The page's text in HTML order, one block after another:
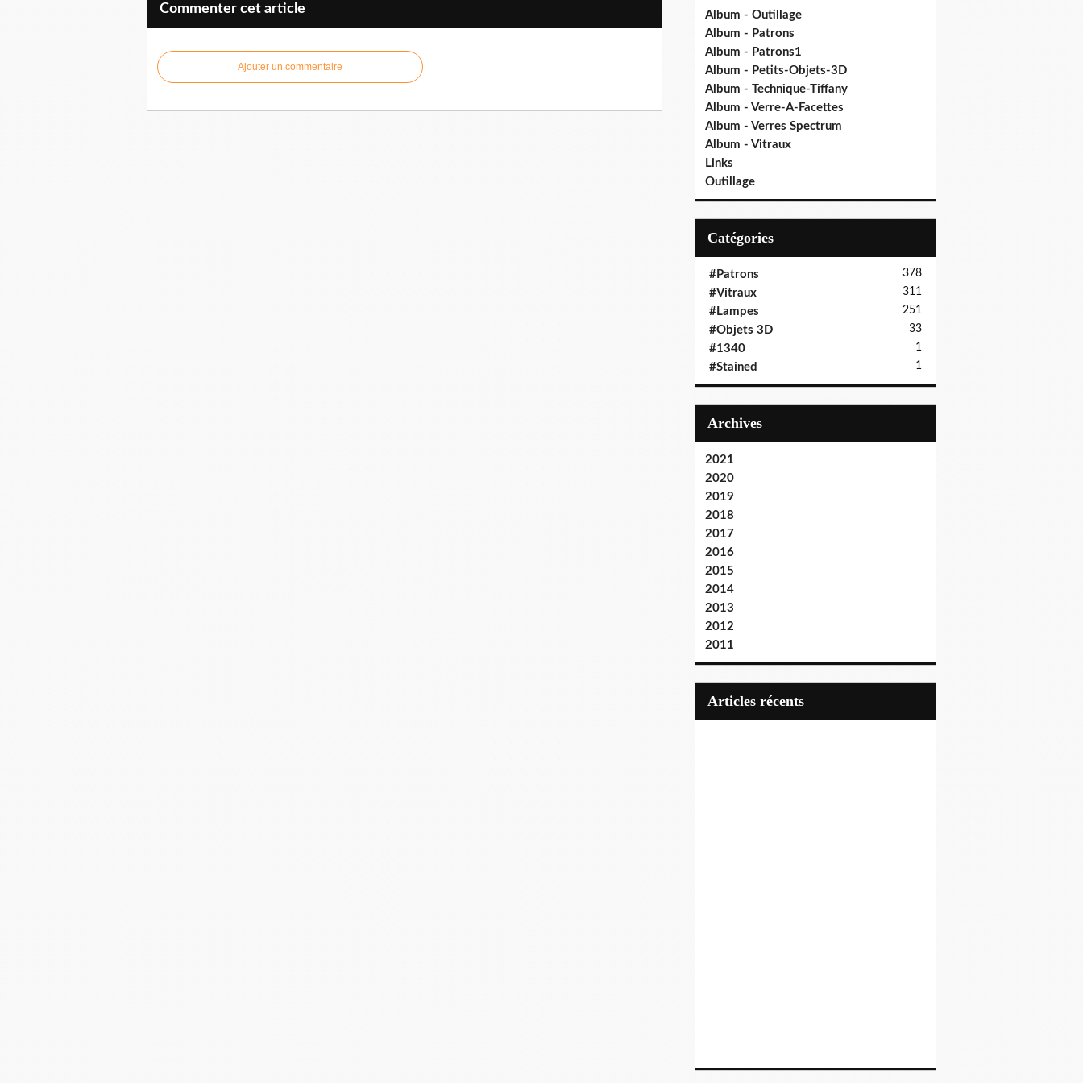
Commenter cet article
Ajouter un commentaire
Album - Outillage
Album - Patrons
Album - Patrons1
Album - Petits-Objets-3D
Album - Technique-Tiffany
Album - Verre-A-Facettes
Album - Verres Spectrum
Album - Vitraux
Links
Outillage
Catégories
#Patrons 378
#Vitraux 311
#Lampes 251
#Objets 3D 33
#1340 1
#Stained 1
Archives
2021
2020
2019
2018
2017
2016
2015
2014
2013
2012
2011
articles récents